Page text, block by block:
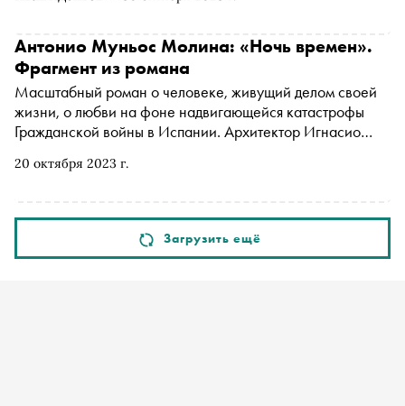
20 октября 2023 г.
Антонио Муньос Молина: «Ночь времен».
Фрагмент из романа
Масштабный роман о человеке, живущий делом своей
жизни, о любви на фоне надвигающейся катастрофы
Гражданской войны в Испании. Архитектор Игнасио
городка в Мадриде, но вскоре ему придется бежать.
публикует фрагмент
Загрузить ещё